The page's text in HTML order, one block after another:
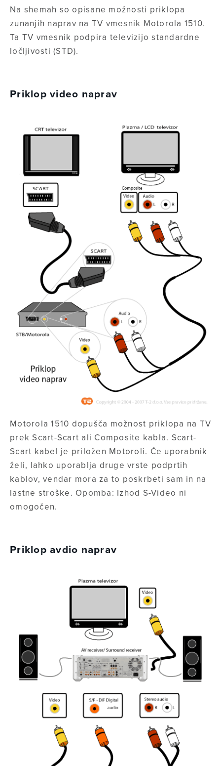
Na shemah so opisane možnosti priklopa
zunanjih naprav na TV vmesnik Motorola 1510.
Ta TV vmesnik podpira televizijo standardne
ločljivosti (STD).
Priklop video naprav
Motorola 1510 dopušča možnost priklopa na TV
prek Scart-Scart ali Composite kabla. Scart-
Scart kabel je priložen Motoroli. Če uporabnik
želi, lahko uporablja druge vrste podprtih
kablov, vendar mora za to poskrbeti sam in na
lastne stroške. Opomba: Izhod S-Video ni
omogočen.
Priklop avdio naprav